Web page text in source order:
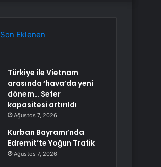
Son Eklenen
Türkiye ile Vietnam
arasında ‘hava’da yeni
dönem… Sefer
kapasitesi artırıldı
Ağustos 7, 2026
Kurban Bayramı’nda
Edremit’te Yoğun Trafik
Ağustos 7, 2026